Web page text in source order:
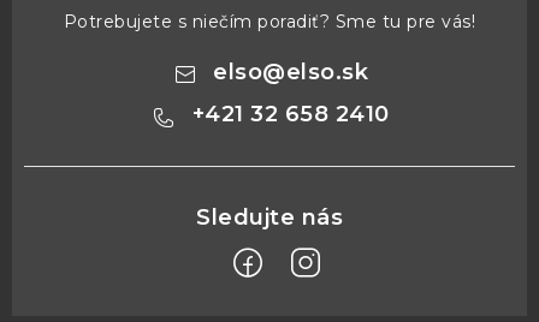
Potrebujete s niečím poradiť? Sme tu pre vás!
elso@elso.sk
+421 32 658 2410